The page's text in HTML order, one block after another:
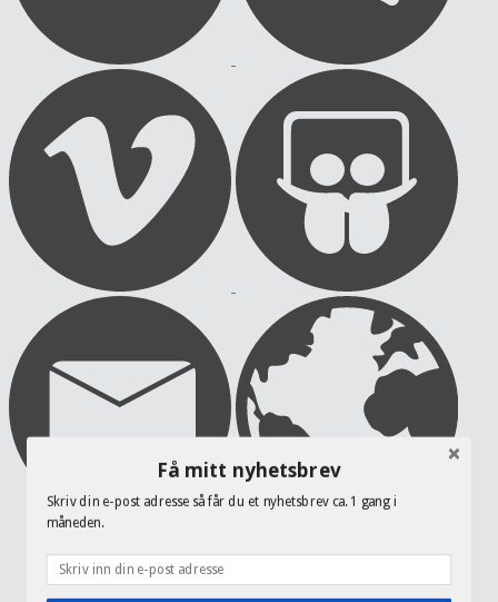
Nyheter
Politikk
Få mitt nyhetsbrev
Skriv din e-post adresse så får du et nyhetsbrev ca. 1 gang i
måneden.